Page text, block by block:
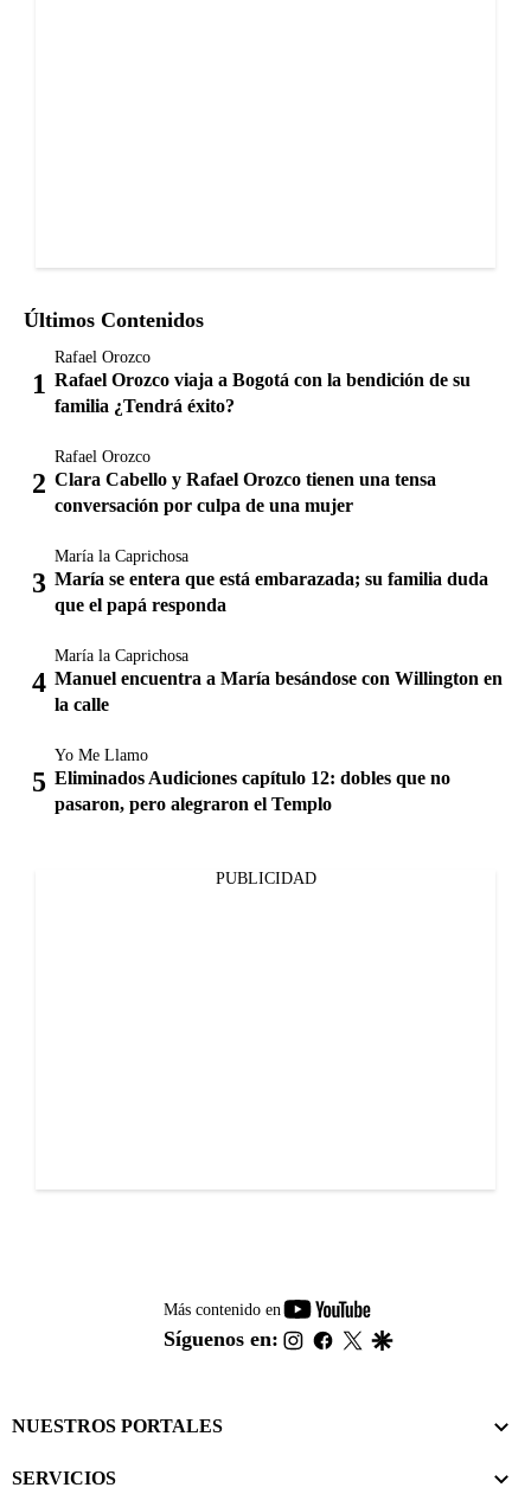
Últimos Contenidos
Rafael Orozco
Rafael Orozco viaja a Bogotá con la bendición de su
familia ¿Tendrá éxito?
Rafael Orozco
Clara Cabello y Rafael Orozco tienen una tensa
conversación por culpa de una mujer
María la Caprichosa
María se entera que está embarazada; su familia duda
que el papá responda
María la Caprichosa
Manuel encuentra a María besándose con Willington en
la calle
Yo Me Llamo
Eliminados Audiciones capítulo 12: dobles que no
pasaron, pero alegraron el Templo
PUBLICIDAD
Más contenido en
youtube-
footer
Síguenos en: instagram
facebook
twitter
NUESTROS PORTALES
SERVICIOS